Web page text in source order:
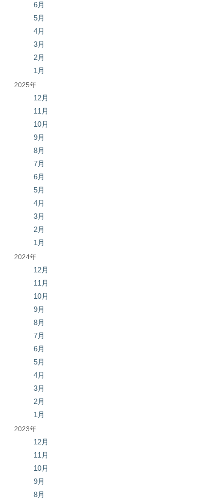
6月
5月
4月
3月
2月
1月
2025年
12月
11月
10月
9月
8月
7月
6月
5月
4月
3月
2月
1月
2024年
12月
11月
10月
9月
8月
7月
6月
5月
4月
3月
2月
1月
2023年
12月
11月
10月
9月
8月